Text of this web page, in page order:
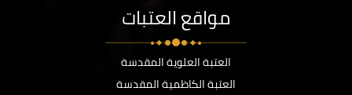
مواقع العتبات
العتبة العلوية المقدسة
العتبة الكاظمية المقدسة